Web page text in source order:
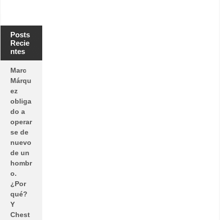
Posts
Recie
ntes
Marc
Márqu
ez
obliga
do a
operar
se de
nuevo
de un
hombr
o.
¿Por
qué?
Y
Chest